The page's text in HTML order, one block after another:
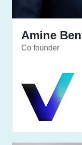
Amine
Co founder